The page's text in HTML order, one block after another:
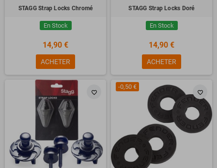
STAGG Strap Locks Chromé
En Stock
14,90 €
ACHETER
STAGG Strap Locks Doré
En Stock
14,90 €
ACHETER
favorite_border favorite_border
-0,50 €